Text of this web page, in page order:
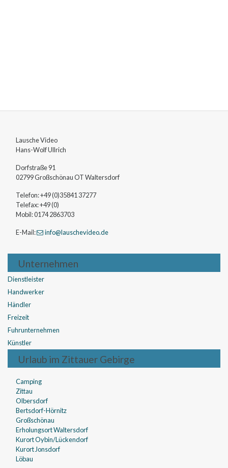
Lausche Video
Hans-WolfUllrich
Dorfstraße 91
02799Großschönau OT Waltersdorf
Telefon:+49 (0)35841 37277
Telefax:+49 (0)
Mobil:0174 2863703
E-Mail: info@lauschevideo.de
Unternehmen
Dienstleister
Handwerker
Händler
Freizeit
Fuhrunternehmen
Künstler
Urlaub im Zittauer Gebirge
Camping
Zittau
Olbersdorf
Bertsdorf-Hörnitz
Großschönau
Erholungsort Waltersdorf
Kurort Oybin/Lückendorf
Kurort Jonsdorf
Löbau